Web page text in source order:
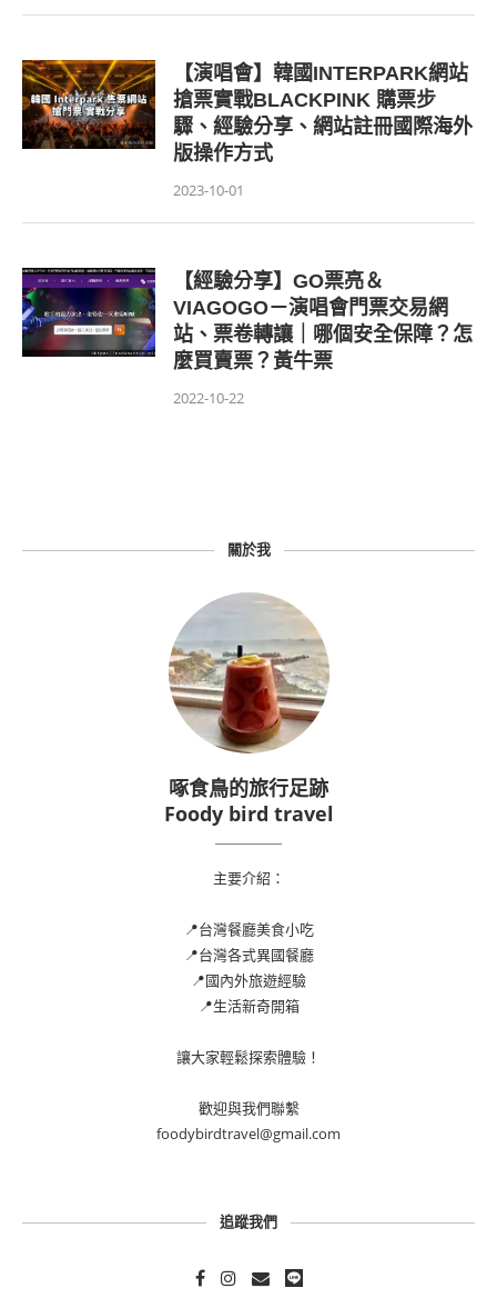
【演唱會】韓國INTERPARK網站
搶票實戰BLACKPINK 購票步
驟、經驗分享、網站註冊國際海外
版操作方式
2023-10-01
【經驗分享】GO票亮＆
VIAGOGO－演唱會門票交易網
站、票卷轉讓｜哪個安全保障？怎
麼買賣票？黃牛票
2022-10-22
關於我
啄食鳥的旅行足跡
Foody bird travel
主要介紹：
📍台灣餐廳美食小吃
📍台灣各式異國餐廳
📍國內外旅遊經驗
📍生活新奇開箱
讓大家輕鬆探索體驗！
歡迎與我們聯繫
foodybirdtravel@gmail.com
追蹤我們